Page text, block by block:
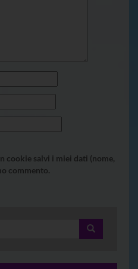
cookie salvi i miei dati (nome,
commento.